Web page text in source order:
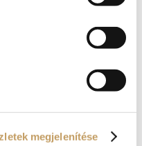
megjelenítése
Visegrádon, egy
nincs másik az
meglepő, ha